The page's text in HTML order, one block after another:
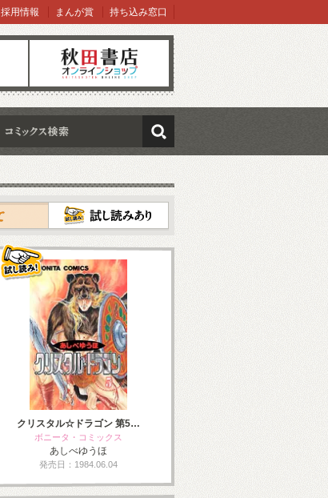
オンラインショップ
採用情報 まんが賞 持ち込み窓口
検索
クリスタル☆ドラゴン 第5…
ボニータ・コミックス
あしべゆうほ
発売日：1984.06.04